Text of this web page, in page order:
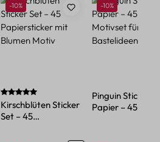
Rabatt
-10%
Durchschnittliche Bewertung von 5 von
Kirschblüten Sticker
Set – 45
Rabatt
-10%
Pinguin Sticker
Papier – 45-